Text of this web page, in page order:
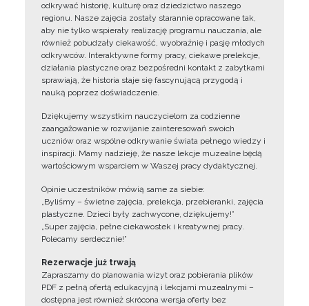
odkrywać historię, kulturę oraz dziedzictwo naszego
regionu. Nasze zajęcia zostały starannie opracowane tak,
aby nie tylko wspierały realizację programu nauczania, ale
również pobudzały ciekawość, wyobraźnię i pasję młodych
odkrywców. Interaktywne formy pracy, ciekawe prelekcje,
działania plastyczne oraz bezpośredni kontakt z zabytkami
sprawiają, że historia staje się fascynującą przygodą i
nauką poprzez doświadczenie.
Dziękujemy wszystkim nauczycielom za codzienne
zaangażowanie w rozwijanie zainteresowań swoich
uczniów oraz wspólne odkrywanie świata pełnego wiedzy i
inspiracji. Mamy nadzieję, że nasze lekcje muzealne będą
wartościowym wsparciem w Waszej pracy dydaktycznej.
Opinie uczestników mówią same za siebie:
„Byliśmy – świetne zajęcia, prelekcja, przebieranki, zajęcia
plastyczne. Dzieci były zachwycone, dziękujemy!”
„Super zajęcia, pełne ciekawostek i kreatywnej pracy.
Polecamy serdecznie!”
Rezerwacje już trwają
Zapraszamy do planowania wizyt oraz pobierania plików
PDF z pełną ofertą edukacyjną i lekcjami muzealnymi –
dostępna jest również skrócona wersja oferty bez